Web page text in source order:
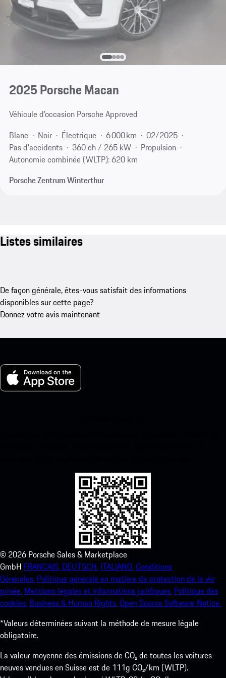
2025 Porsche Macan
Véhicule d’occasion Porsche Approved
Blanc
Noir Électrique 6 000 km
02/2025
Pas d'accidents
360 ch / 265 kW
Propulsion
Autonomie combinée (WLTP): 620 km
Porsche Zentrum Winterthur
Listes similaires
De façon générale, êtes-vous satisfait des informations
disponibles sur cette page?
Donnez votre avis maintenant
© 2026 Porsche Sales & Marketplace
GmbH FRANCAIS. DEUTSCH. ITALIANO.Conditions
Générales. Politique générale en matière de protection de la vie
privée. Mentions légales et informations juridiques. Politique des
cookies. Business & Human Rights.Open Source Software Notice.
*Valeurs déterminées suivant la méthode de mesure légale
obligatoire.
La valeur moyenne des émissions de CO₂ de toutes les voitures
neuves vendues en Suisse est de 111g CO₂/km (WLTP).